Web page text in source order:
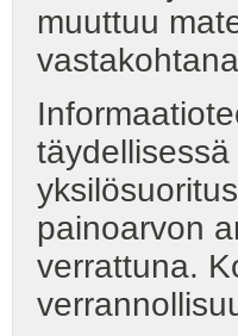
muuttuu
painoarvon
verrattuna.